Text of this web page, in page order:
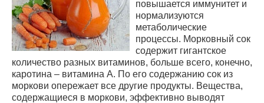
повышается иммунитет и
нормализуются
метаболические
процессы. Морковный сок
содержит гигантское
количество разных витаминов, больше всего, конечно,
каротина – витамина А. По его содержанию сок из
моркови опережает все другие продукты. Вещества,
содержащиеся в моркови, эффективно выводят